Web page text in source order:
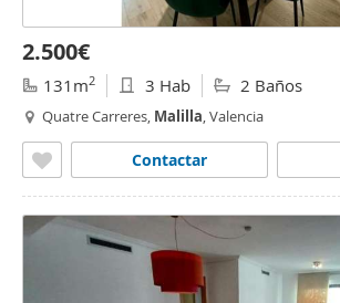
2.500€
131m2 3 Hab 2 Baños
Quatre Carreres, Malilla, Valencia
Contactar